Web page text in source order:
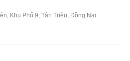
Khu Phố 9, Tân Triều, Đồng Nai